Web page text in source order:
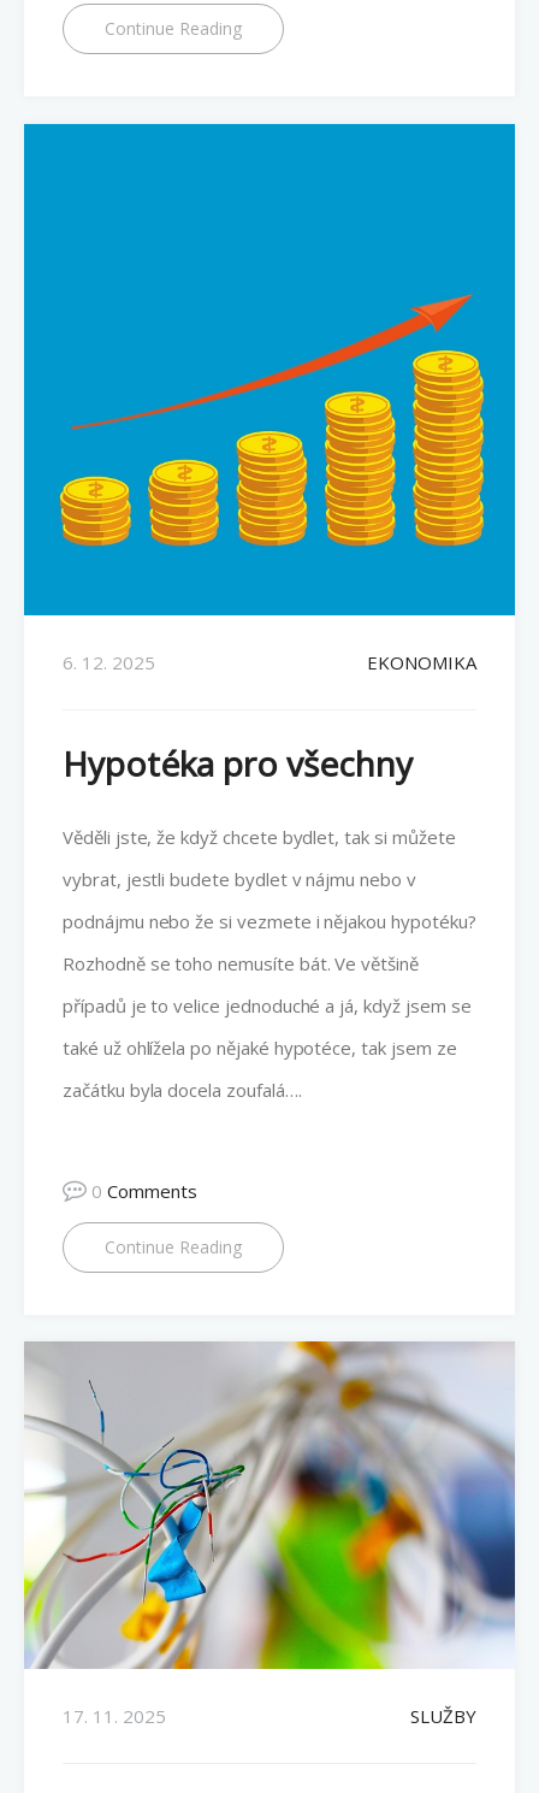
Continue Reading
6. 12. 2025 EKONOMIKA
Hypotéka pro všechny
Věděli jste, že když chcete bydlet, tak si můžete
vybrat, jestli budete bydlet v nájmu nebo v
podnájmu nebo že si vezmete i nějakou hypotéku?
Rozhodně se toho nemusíte bát. Ve většině
případů je to velice jednoduché a já, když jsem se
také už ohlížela po nějaké hypotéce, tak jsem ze
začátku byla docela zoufalá….
0 Comments
Continue Reading
17. 11. 2025 SLUŽBY